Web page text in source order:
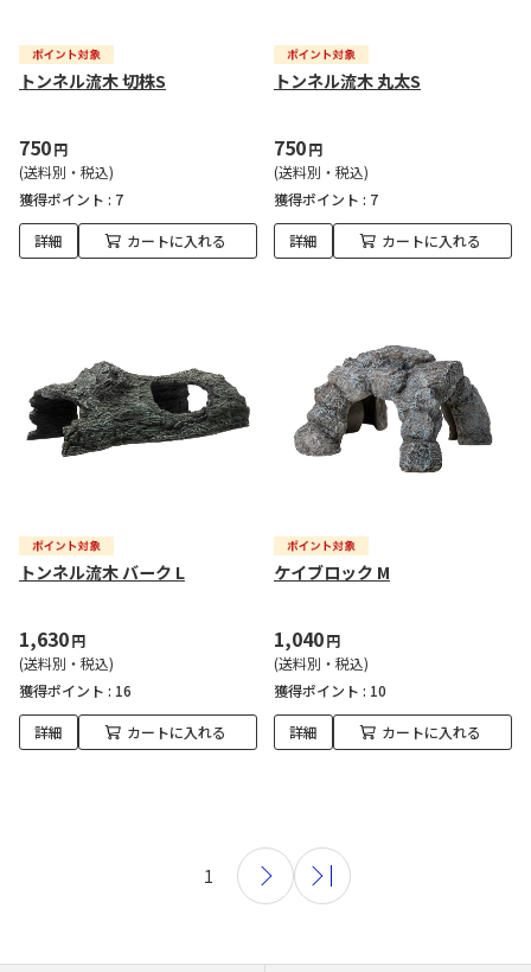
トンネル流木 切株S
750円
(送料別・税込)
獲得ポイント : 7
詳細 カートに入れる
トンネル流木 丸太S
750円
(送料別・税込)
獲得ポイント : 7
詳細 カートに入れる
トンネル流木 バーク L
1,630円
(送料別・税込)
獲得ポイント : 16
詳細 カートに入れる
ケイブロック M
1,040円
(送料別・税込)
獲得ポイント : 10
詳細 カートに入れる
1